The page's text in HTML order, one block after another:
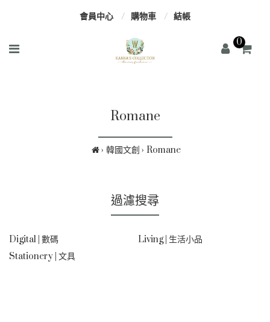
會員中心 購物車 結帳
0
Romane
韓國文創 Romane
過濾搜尋
Digital | 數碼
Living | 生活小品
Stationery | 文具